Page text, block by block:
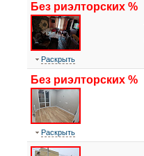
Без риэлторских %
Раскрыть
Без риэлторских %
Раскрыть